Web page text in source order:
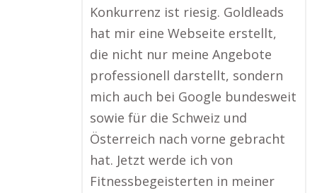
Konkurrenz ist riesig. Goldleads
hat mir eine Webseite erstellt,
die nicht nur meine Angebote
professionell darstellt, sondern
mich auch bei Google bundesweit
sowie für die Schweiz und
Österreich nach vorne gebracht
hat. Jetzt werde ich von
Fitnessbegeisterten in meiner